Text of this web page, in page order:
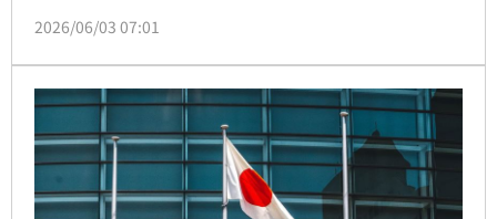
中葳格國際會議中心時，突遭兩名不明人士潑灑橘色油
工作人員也緊急協助處理。
2026/06/03 07:01